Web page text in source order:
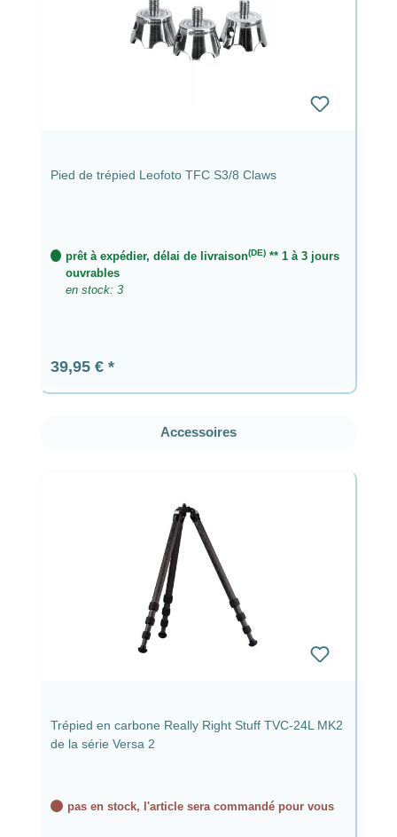
Pied de trépied Leofoto TFC S3/8 Claws
prêt à expédier, délai de livraison(DE)** 1 à 3 jours
ouvrables
en stock: 3
Prix régulier :
39,95 €
Ignorer la galerie de produits
Accessoires
Trépied en carbone Really Right Stuff TVC-24L MK2
de la série Versa 2
pas en stock, l'article sera commandé pour vous